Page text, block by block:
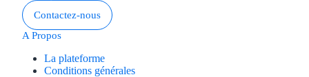
Contactez-nous
A Propos
La plateforme
Conditions générales